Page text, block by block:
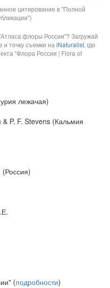
цитирование в "Полной
флоры России"? Загружай
точку съемки на iNaturalist, где
"Флора России | Flora of
лежачая)
P. F. Stevens (Кальмия
(Россия)
(подробности)